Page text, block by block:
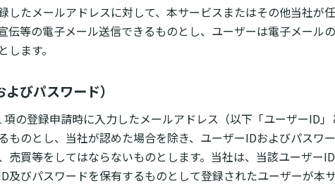
したメールアドレスに対して、本サービスまたはその他当社が
伝等の電子メール送信できるものとし、ユーザーは電子メール
ます。
びパスワード）
の登録申請時に入力したメールアドレス（以下「ユーザーID
ものとし、当社が認めた場合を除き、ユーザーIDおよびパスワ
売買等をしてはならないものとします。当社は、当該ユーザー
及びパスワードを保有するものとして登録されたユーザーが本